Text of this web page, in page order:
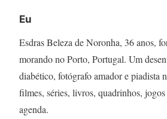
Eu
Esdras Beleza de Noronha, 36 anos,
morando no Porto, Portugal. Um
diabético, fotógrafo amador e piadista
filmes, séries, livros, quadrinhos,
agenda.